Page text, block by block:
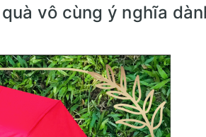
vô cùng ý nghĩa